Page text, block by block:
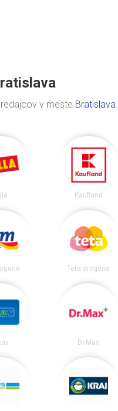
v meste Bratislava.
Kaufland
Teta drogéria
Dr.Max